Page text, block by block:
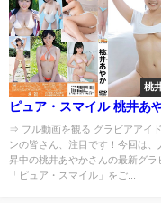
桃
ピュア・スマイル 桃井あ
⇒ フル動画を観る グラビアアイ
ンの皆さん、注目です！今回は、
昇中の桃井あやかさんの最新グラ
「ピュア・スマイル」をご...